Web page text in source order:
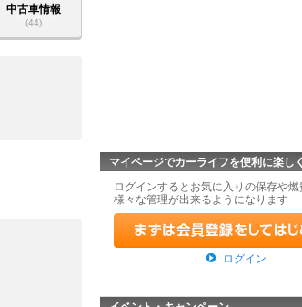
中古車情報
(44)
マイページでカーライフを便利に楽し
ログインするとお気に入りの保存や
様々な管理が出来るようになります
ログイン